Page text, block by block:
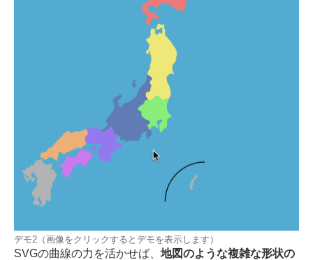
デモ2（画像をクリックするとデモを表示します）
SVGの曲線の力を活かせば、 地図のような複雑な形状の